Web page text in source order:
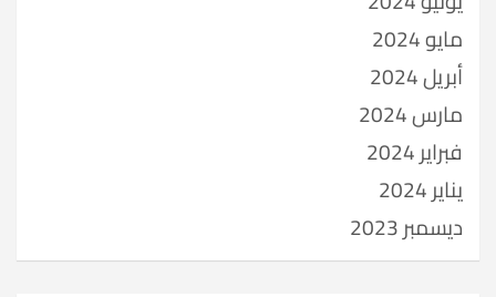
مايو 2024
أبريل 2024
مارس 2024
فبراير 2024
يناير 2024
ديسمبر 2023